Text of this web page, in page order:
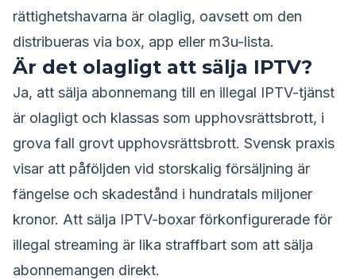
rättighetshavarna är olaglig, oavsett om den
distribueras via box, app eller m3u-lista.
Är det olagligt att sälja IPTV?
Ja, att sälja abonnemang till en illegal IPTV-tjänst
är olagligt och klassas som upphovsrättsbrott, i
grova fall grovt upphovsrättsbrott. Svensk praxis
visar att påföljden vid storskalig försäljning är
fängelse och skadestånd i hundratals miljoner
kronor. Att sälja IPTV-boxar förkonfigurerade för
illegal streaming är lika straffbart som att sälja
abonnemangen direkt.